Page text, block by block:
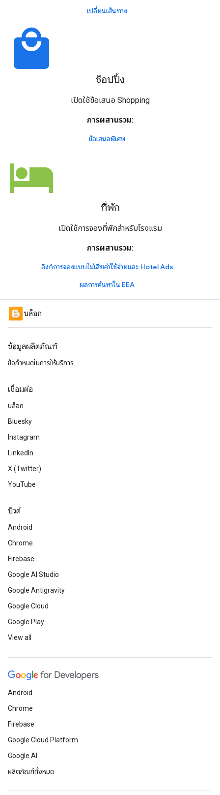
เปลี่ยนเส้นทาง
local_mall
ช็อปปิ้ง
เปิดใช้ข้อเสนอ Shopping
การผสานรวม:
ข้อเสนอพิเศษ
hotel
ที่พัก
เปิดใช้การจองที่พักสำหรับโรงแรม
การผสานรวม:
ลิงก์การจองแบบไม่เสียค่าใช้จ่ายและ Hotel Ads
ผลการค้นหาใน EEA
บล็อก
ข้อมูลผลิตภัณฑ์
ข้อกำหนดในการให้บริการ
เชื่อมต่อ
บล็อก
Bluesky
Instagram
LinkedIn
X (Twitter)
YouTube
บิวด์
Android
Chrome
Firebase
Google AI Studio
Google Antigravity
Google Cloud
Google Play
View all
Android
Chrome
Firebase
Google Cloud Platform
Google AI
ผลิตภัณฑ์ทั้งหมด